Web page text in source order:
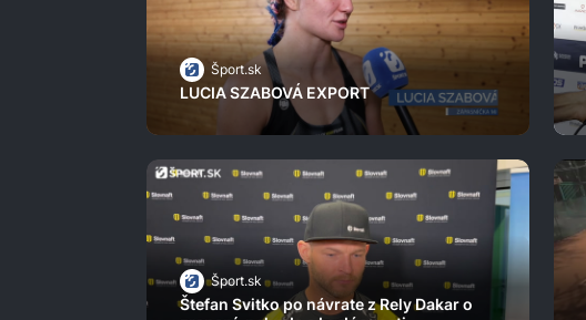
Šport.sk
LUCIA SZABOVÁ EXPORT
Šport.sk
Štefan Svitko po návrate z Rely Dakar o